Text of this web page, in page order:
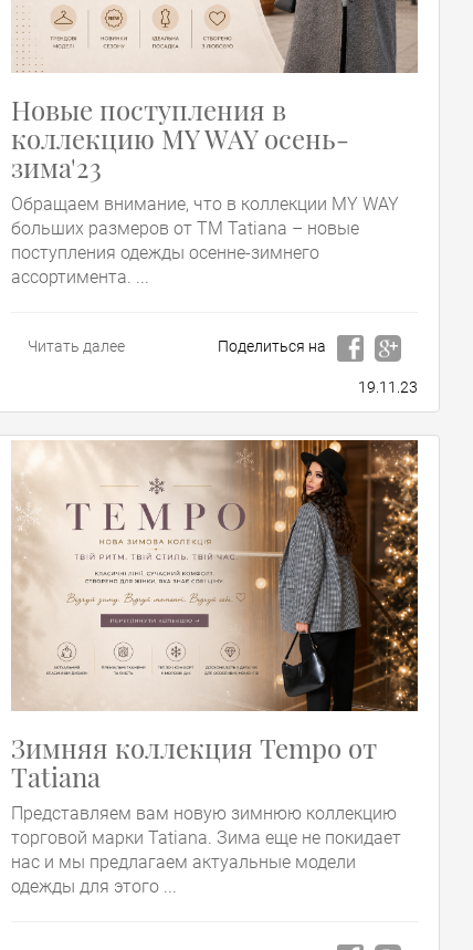
Новые поступления в
коллекцию MY WAY осень-
зима'23
Обращаем внимание, что в коллекции MY WAY
больших размеров от ТМ Tatiana – новые
поступления одежды осенне-зимнего
ассортимента. ...
Читать далее Поделиться на
19.11.23
Зимняя коллекция Tempo от
Tatiana
Представляем вам новую зимнюю коллекцию
торговой марки Tatiana. Зима еще не покидает
нас и мы предлагаем актуальные модели
одежды для этого ...